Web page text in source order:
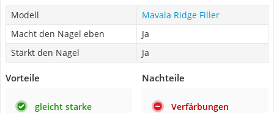
Modell
Mavala Ridge Filler
Macht den Nagel eben
Ja
Stärkt den Nagel
Ja
Vorteile
gleicht starke
Nachteile
Verfärbungen